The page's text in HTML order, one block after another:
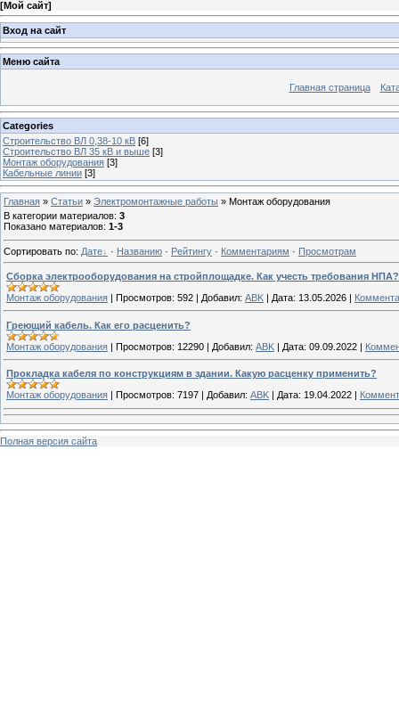
[Мой сайт]
Вход на сайт
Меню сайта
Главная страница
Categories
Строительство ВЛ 0,38-10 кВ [6]
Строительство ВЛ 35 кВ и выше [3]
Монтаж оборудования [3]
Кабельные линии [3]
Главная » Статьи » Электромонтажные работы » Монтаж оборудования
В категории материалов: 3
Показано материалов: 1-3
Сортировать по: Дате · Названию · Рейтингу · Комментариям · Просмотрам
Сборка электрооборудования на стройплощадке. Как учесть требования НПА?
Монтаж оборудования | Просмотров: 592 | Добавил: ABK | Дата: 13.05.2026 |
Греющий кабель. Как его расценить?
Монтаж оборудования | Просмотров: 12290 | Добавил: ABK | Дата: 09.09.2022 |
Прокладка кабеля по конструкциям в здании. Какую расценку применить?
Монтаж оборудования
Просмотров: 7197 Добавил: ABK Дата: 19.04.2022
Полная версия сайта